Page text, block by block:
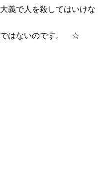
義で人を殺してはいけな
ではないのです。 ☆